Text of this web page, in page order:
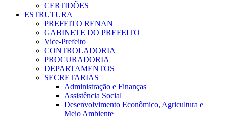
CERTIDÕES
ESTRUTURA
PREFEITO RENAN
GABINETE DO PREFEITO
Vice-Prefeito
CONTROLADORIA
PROCURADORIA
DEPARTAMENTOS
SECRETARIAS
Administração e Finanças
Assistência Social
Desenvolvimento Econômico, Agricultura e
Meio Ambiente